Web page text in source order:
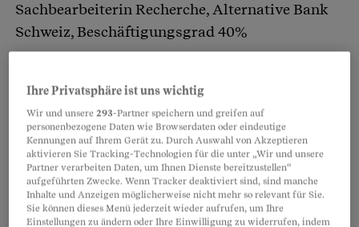
Sachbearbeiterin Recherche, Alternative Bank
Schweiz, Beschäftigungsgrad 40%
« Es braucht eine gewisse Sozialkompetenz, um
mit einer transparenten Lohnliste umgehen zu
können.»
Ihre Privatsphäre ist uns wichtig
Wir und unsere293-Partner speichern und greifen auf
personenbezogene Daten wie Browserdaten oder eindeutige
Kennungen auf Ihrem Gerät zu. Durch Auswahl von Akzeptieren
aktivieren Sie Tracking-Technologien für die unter „Wir und unsere
Partner verarbeiten Daten, um Ihnen Dienste bereitzustellen“
aufgeführten Zwecke. Wenn Tracker deaktiviert sind, sind manche
Inhalte und Anzeigen möglicherweise nicht mehr so relevant für Sie.
Sie können dieses Menü jederzeit wieder aufrufen, um Ihre
Einstellungen zu ändern oder Ihre Einwilligung zu widerrufen, indem